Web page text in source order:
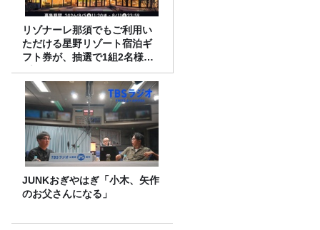
リゾナーレ那須でもご利用い
ただける星野リゾート宿泊ギ
フト券が、抽選で1組2名様に
プレゼント！
JUNKおぎやはぎ「小木、矢作
のお父さんになる」